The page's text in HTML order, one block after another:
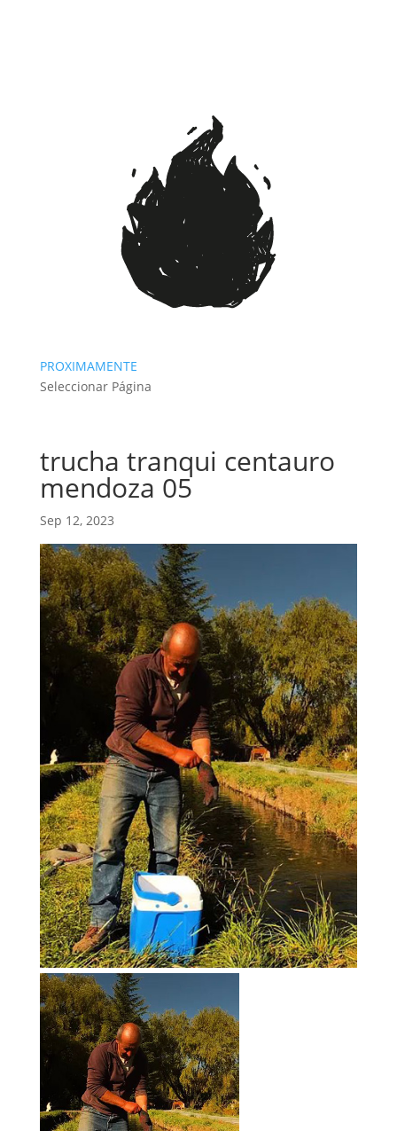
PROXIMAMENTE
Seleccionar Página
trucha tranqui centauro
mendoza 05
Sep 12, 2023